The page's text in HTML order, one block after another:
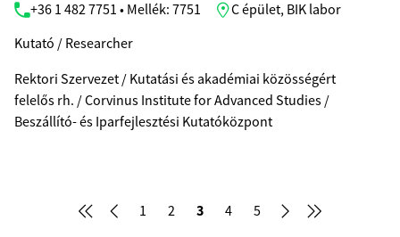
+36 1 482 7751 • Mellék: 7751
C épület, BIK labor
Kutató / Researcher
Rektori Szervezet / Kutatási és akadémiai közösségért
felelős rh. / Corvinus Institute for Advanced Studies /
Beszállító- és Iparfejlesztési Kutatóközpont
1 2 3 4 5